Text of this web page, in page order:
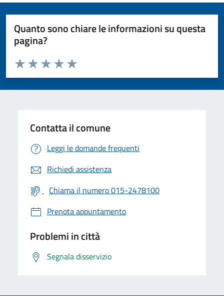
Quanto sono chiare le informazioni su questa
pagina?
Valuta da 1 a 5 stelle la pagina
Valuta 5 stelle su 5
Valuta 4 stelle su 5
Valuta 3 stelle su 5
Valuta 2 stelle su 5
Valuta 1 stelle su 5
Contatta il comune
Leggi le domande frequenti
Richiedi assistenza
Chiama il numero 015-2478100
Prenota appuntamento
Problemi in città
Segnala disservizio